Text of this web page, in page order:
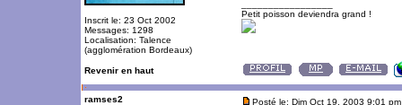
Inscrit le: 23 Oct 2002
Messages: 1298
Localisation: Talence
(agglomération Bordeaux)
Petit poisson deviendra grand !
Revenir en haut
ramses2
Posté le: Dim Oct 19, 2003 9:01 pm